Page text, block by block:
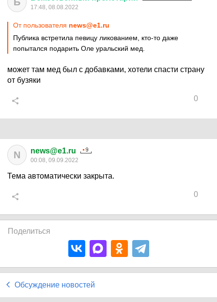
17:48, 08.08.2022
От пользователя news@e1.ru
Публика встретила певицу ликованием, кто-то даже
попытался подарить Оле уральский мед.
может там мед был с добавками, хотели спасти страну
от бузяки
0
N news@e1.ru
00:08, 09.09.2022
Тема автоматически закрыта.
0
Поделиться
Обсуждение новостей